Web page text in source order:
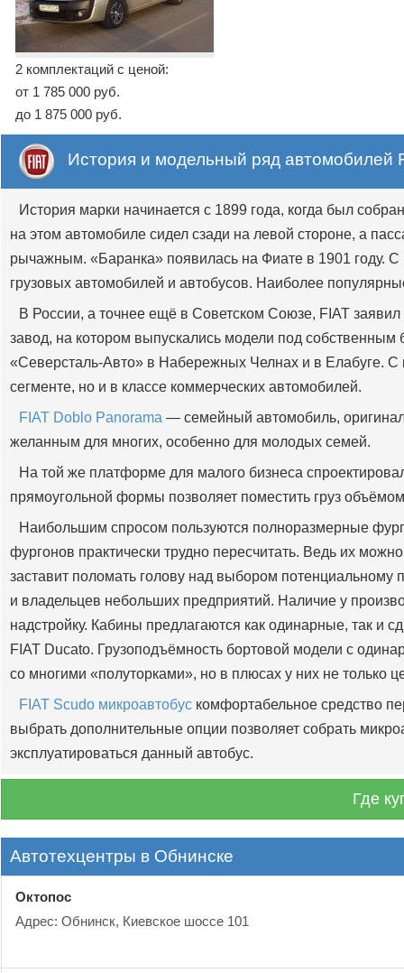
2 комплектаций с ценой:
от 1 785 000 руб.
до 1 875 000 руб.
История и модельный ряд автомобилей
История марки начинается с 1899 года, когда был
на этом автомобиле сидел сзади на левой стороне, а
рычажным. «Баранка» появилась на Фиате в 1901 году. С
грузовых автомобилей и автобусов. Наиболее
В России, а точнее ещё в Советском Союзе, FIAT
завод, на котором выпускались модели под
«Северсталь-Авто» в Набережных Челнах и в Елабуге.
сегменте, но и в классе коммерческих автомобилей.
FIAT Doblo Panorama — семейный автомобиль,
желанным для многих, особенно для молодых семей.
На той же платформе для малого бизнеса
прямоугольной формы позволяет поместить груз
Наибольшим спросом пользуются полноразмерные
фургонов практически трудно пересчитать. Ведь их
заставит поломать голову над выбором
и владельцев небольших предприятий. Наличие у
надстройку. Кабины предлагаются как одинарные, так
FIAT Ducato. Грузоподъёмность бортовой модели с
со многими «полуторками», но в плюсах у них не только
FIAT Scudo микроавтобус комфортабельное средство
выбрать дополнительные опции позволяет собрать
эксплуатироваться данный автобус.
Где
Автотехцентры в Обнинске
Октопос
Адрес: Обнинск, Киевское шоссе 101